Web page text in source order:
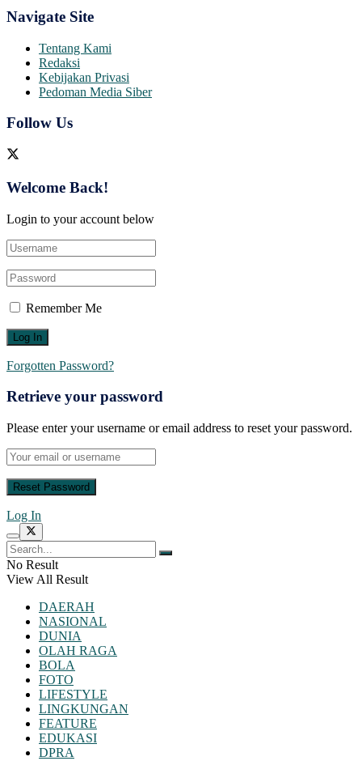
Navigate Site
Tentang Kami
Redaksi
Kebijakan Privasi
Pedoman Media Siber
Follow Us
Welcome Back!
Login to your account below
Remember Me
Forgotten Password?
Retrieve your password
Please enter your username or email address to reset your password.
Log In
No Result
View All Result
DAERAH
NASIONAL
DUNIA
OLAH RAGA
BOLA
FOTO
LIFESTYLE
LINGKUNGAN
FEATURE
EDUKASI
DPRA